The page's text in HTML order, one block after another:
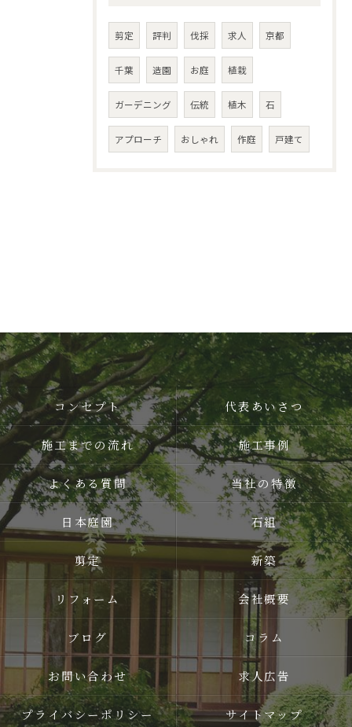
剪定 評判 伐採 求人 京都
千葉 造園 お庭 植栽
ガーデニング 伝統 植木 石
アプローチ おしゃれ 作庭 戸建て
コンセプト 代表あいさつ
施工までの流れ 施工事例
よくある質問 当社の特徴
日本庭園 石組
剪定 新築
リフォーム 会社概要
ブログ コラム
お問い合わせ 求人広告
プライバシーポリシー サイトマップ